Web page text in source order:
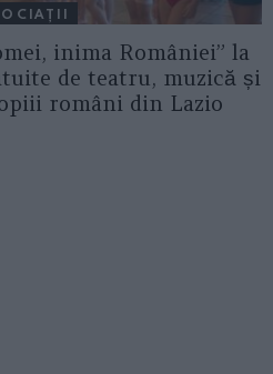
inima României” la
de teatru, muzică și
români din Lazio